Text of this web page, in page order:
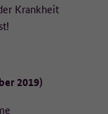
Krankheit
2019)